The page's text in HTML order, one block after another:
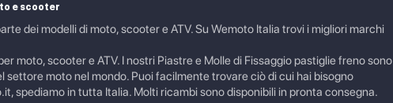
e scooter
dei modelli di moto, scooter e ATV. Su Wemoto Italia trovi i migliori marchi
moto, scooter e ATV. I nostri Piastre e Molle di Fissaggio pastiglie freno sono
moto nel mondo. Puoi facilmente trovare ciò di cui hai bisogno
spediamo in tutta Italia. Molti ricambi sono disponibili in pronta consegna.